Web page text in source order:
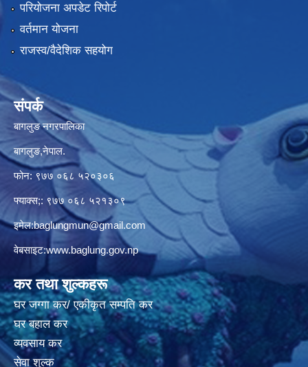
परियोजना अपडेट रिपोर्ट
वर्तमान योजना
राजस्व/वैदेशिक सहयोग
संपर्क
बागलुङ नगरपालिका
बागलुङ,नेपाल.
फोन: ९७७ ०६८ ५२०३०६
फ्याक्स;: ९७७ ०६८ ५२१३०९
इमेल:baglungmun@gmail.com
वेबसाइट:www.baglung.gov.np
कर तथा शुल्कहरू
घर जग्गा कर/ एकीकृत सम्पति कर
घर बहाल कर
व्यवसाय कर
सेवा शुल्क